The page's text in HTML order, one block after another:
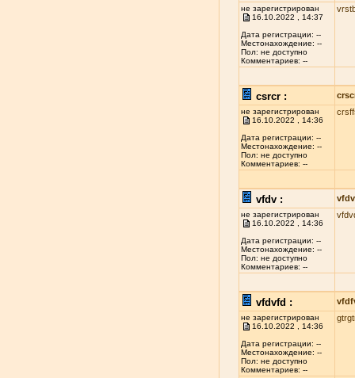
не зарегистрирован
16.10.2022 , 14:37
Дата регистрации: --
Местонахождение: --
Пол: не доступно
Комментариев: --
csrcr :
не зарегистрирован
16.10.2022 , 14:36
Дата регистрации: --
Местонахождение: --
Пол: не доступно
Комментариев: --
vfdv :
не зарегистрирован
16.10.2022 , 14:36
Дата регистрации: --
Местонахождение: --
Пол: не доступно
Комментариев: --
vfdvfd :
не зарегистрирован
16.10.2022 , 14:36
Дата регистрации: --
Местонахождение: --
Пол: не доступно
Комментариев: --